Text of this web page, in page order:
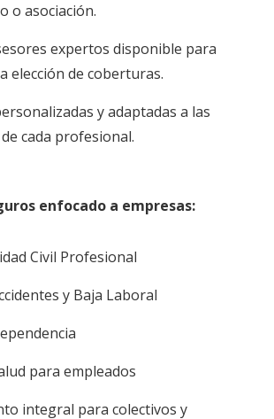
o asociación.
expertos disponible para
elección de coberturas.
y adaptadas a las
cada profesional.
enfocado a empresas:
Civil Profesional
y Baja Laboral
para empleados
integral para colectivos y